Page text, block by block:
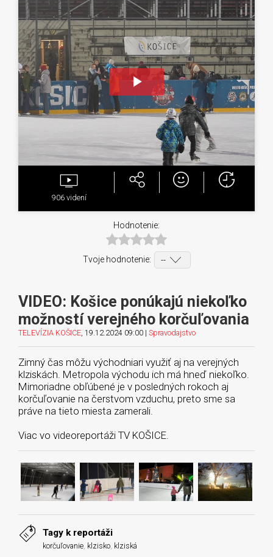
Play
Video
906videní
Hodnotenie:
Tvoje hodnotenie:
VIDEO: Košice ponúkajú niekoľko
možností verejného korčuľovania
TELEVÍZIA KOŠICE , 19.12.2024 09:00 | Spravodajstvo
Zimný čas môžu východniari využiť aj na verejných
klziskách. Metropola východu ich má hneď niekoľko.
Mimoriadne obľúbené je v posledných rokoch aj
korčuľovanie na čerstvom vzduchu, preto sme sa
práve na tieto miesta zamerali.
Viac vo videoreportáži TV KOŠICE.
Tagy k reportáži
korčuľovanie klzisko klziská